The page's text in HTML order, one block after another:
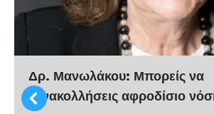
Δρ. Μανωλάκου: Μπορείς να
ξανακολλήσεις αφροδίσιο